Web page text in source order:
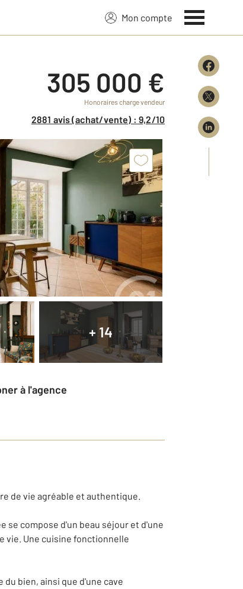
Mon compte
305 000 €
Honoraires charge vendeur
2881 avis (achat/vente) : 9,2/10
+ 14
à l'agence
de vie agréable et authentique.
se compose d'un beau séjour et d'une
vie. Une cuisine fonctionnelle
bien, ainsi que d'une cave